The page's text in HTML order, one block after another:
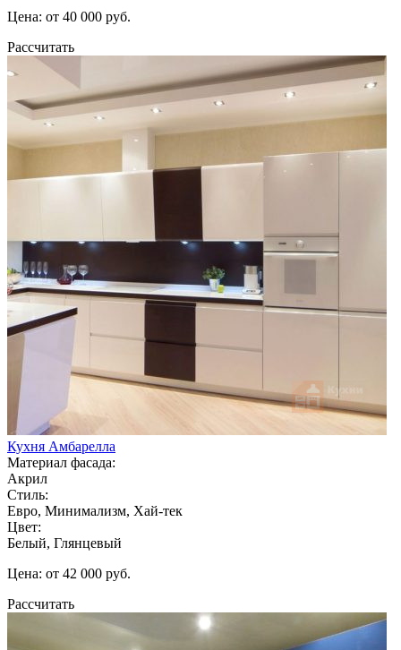
Цена: от 40 000 руб.
Рассчитать
Кухня Амбарелла
Материал фасада:
Акрил
Стиль:
Евро, Минимализм, Хай-тек
Цвет:
Белый, Глянцевый
Цена: от 42 000 руб.
Рассчитать